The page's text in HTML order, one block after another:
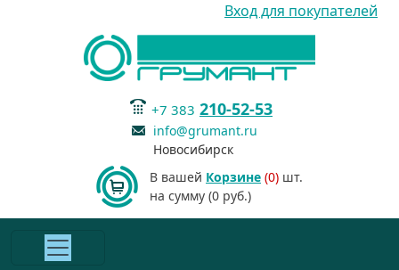
Вход для покупателей
+7 383 210-52-53
info@grumant.ru
Новосибирск
В вашей Корзине (0) шт.
на сумму (0 руб.)